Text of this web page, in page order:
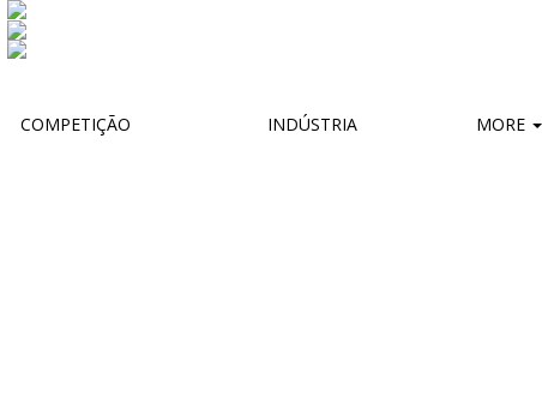
COMPETIÇÃO INDÚSTRIA MORE